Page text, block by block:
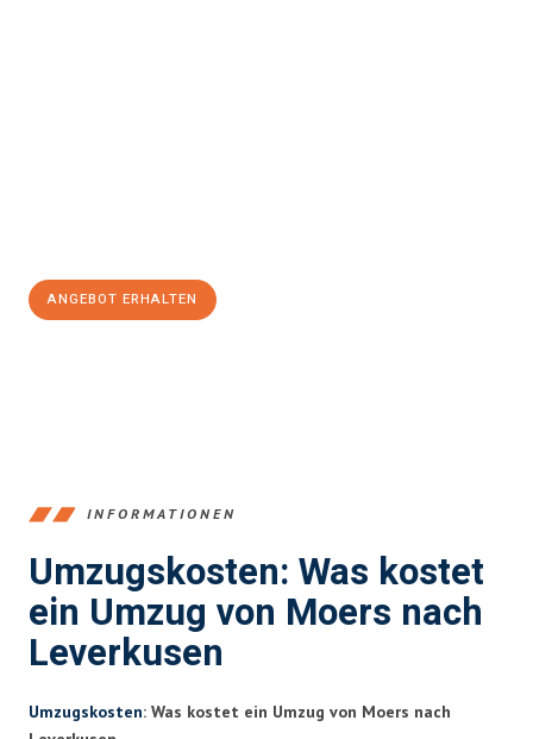
ANGEBOT ERHALTEN
INFORMATIONEN
Umzugskosten: Was kostet
ein Umzug von Moers nach
Leverkusen
Umzugskosten: Was kostet ein Umzug von Moers nach